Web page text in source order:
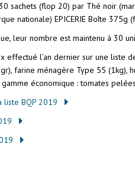
sachets (flop 20) par Thé noir
nationale) EPICERIE Boîte
leur nombre est maintenu à 30
effectué l’an dernier sur une liste
farine ménagère Type 55
économique : tomates
BQP 2019